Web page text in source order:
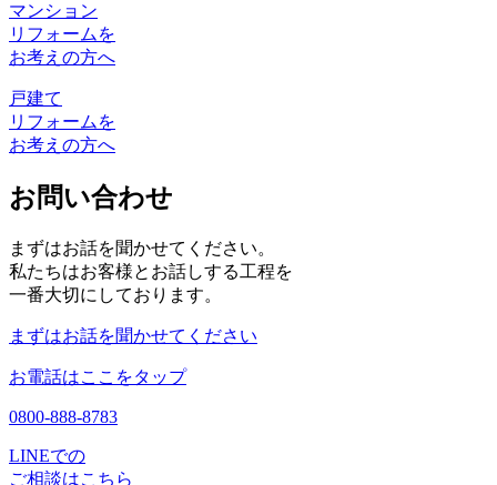
マンション
リフォームを
お考えの方へ
戸建て
リフォームを
お考えの方へ
お問い合わせ
まずはお話を聞かせてください。
私たちはお客様とお話しする工程を
一番大切にしております。
まずはお話を聞かせてください
お電話はここをタップ
0800-888-8783
LINEでの
ご相談はこちら